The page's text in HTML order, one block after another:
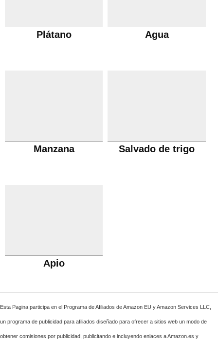
Plátano Agua
Manzana Salvado de trigo
Apio
Esta Pagina participa en el Programa de Afiliados de Amazon EU y Amazon Services LLC,
un programa de publicidad para afiliados diseñado para ofrecer a sitios web un modo de
obtener comisiones por publicidad, publicitando e incluyendo enlaces a Amazon.es y